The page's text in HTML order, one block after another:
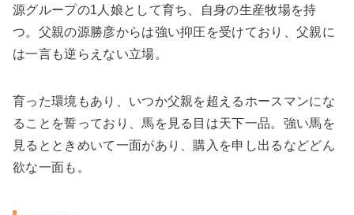
源グループの1人娘として育ち、自身の生産牧場を持
つ。父親の源勝彦からは強い抑圧を受けており、父親に
は一言も逆らえない立場。
育った環境もあり、いつか父親を超えるホースマンにな
ることを誓っており、馬を見る目は天下一品。強い馬を
見るとときめいて一面があり、購入を申し出るなどどん
欲な一面も。